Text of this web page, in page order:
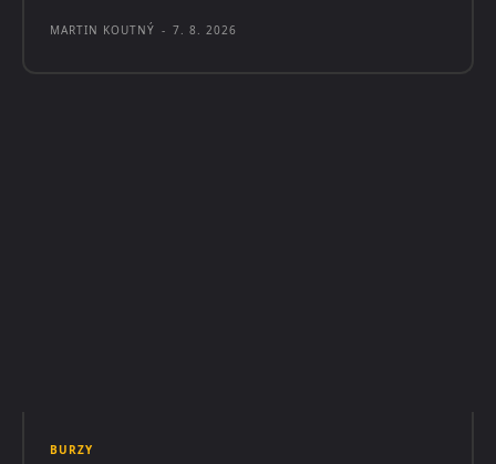
MARTIN KOUTNÝ - 7. 8. 2026
BURZY